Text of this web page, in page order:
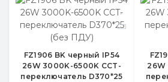
FZ1906 BK черный IP54
26W 3000K-6500K CCT-
переключатель D370*25
26W